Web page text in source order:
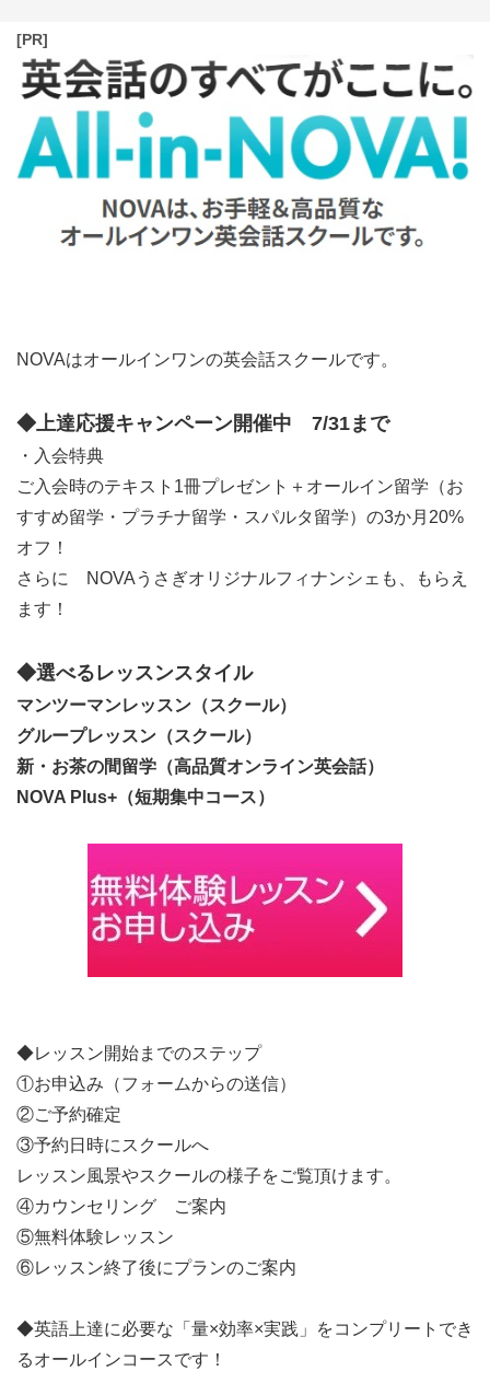
[PR]
NOVAはオールインワンの英会話スクールです。
◆上達応援キャンペーン開催中 7/31まで
・入会特典
ご入会時のテキスト1冊プレゼント＋オールイン留学（お
すすめ留学・プラチナ留学・スパルタ留学）の3か月20%
オフ！
さらに NOVAうさぎオリジナルフィナンシェも、もらえ
ます！
◆選べるレッスンスタイル
マンツーマンレッスン（スクール）
グループレッスン（スクール）
新・お茶の間留学（高品質オンライン英会話）
NOVA Plus+（短期集中コース）
◆レッスン開始までのステップ
①お申込み（フォームからの送信）
②ご予約確定
③予約日時にスクールへ
レッスン風景やスクールの様子をご覧頂けます。
④カウンセリング ご案内
⑤無料体験レッスン
⑥レッスン終了後にプランのご案内
◆英語上達に必要な「量×効率×実践」をコンプリートでき
るオールインコースです！